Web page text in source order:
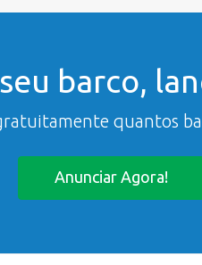
barco,
quantos
Anunciar Agora!